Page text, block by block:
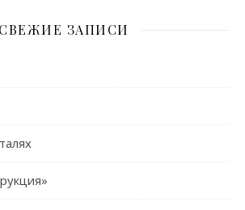
СВЕЖИЕ ЗАПИСИ